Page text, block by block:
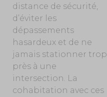
distance de sécurité,
d’éviter les
dépassements
hasardeux et de ne
jamais stationner trop
près à une
intersection. La
cohabitation avec ces